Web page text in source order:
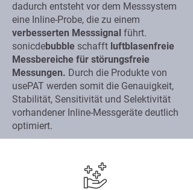
dadurch entsteht vor dem Messsystem
eine Inline-Probe, die zu einem
verbesserten Messsignal führt.
sonicdebubble schafft luftblasenfreie
Messbereiche für störungsfreie
Messungen. Durch die Produkte von
usePAT werden somit die Genauigkeit,
Stabilität, Sensitivität und Selektivität
vorhandener Inline-Messgeräte deutlich
optimiert.